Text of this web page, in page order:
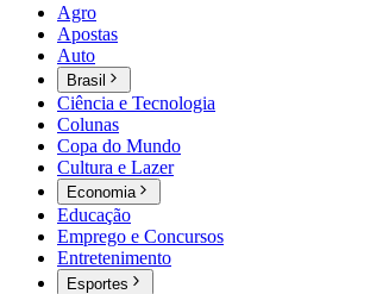
Agro
Apostas
Auto
Brasil
Ciência e Tecnologia
Colunas
Copa do Mundo
Cultura e Lazer
Economia
Educação
Emprego e Concursos
Entretenimento
Esportes